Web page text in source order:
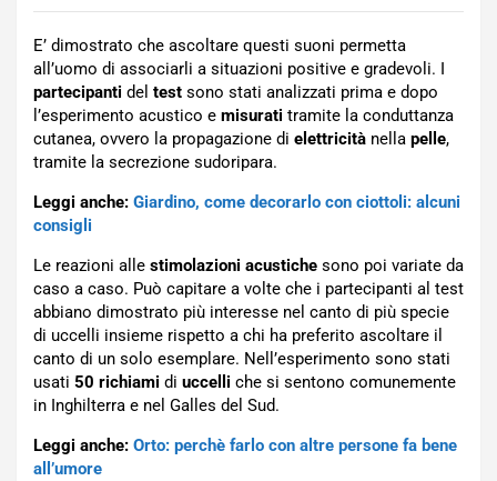
E’ dimostrato che ascoltare questi suoni permetta
all’uomo di associarli a situazioni positive e gradevoli. I
partecipanti del test sono stati analizzati prima e dopo
l’esperimento acustico e misurati tramite la conduttanza
cutanea, ovvero la propagazione di elettricità nella pelle,
tramite la secrezione sudoripara.
Leggi anche: Giardino, come decorarlo con ciottoli: alcuni
consigli
Le reazioni alle stimolazioni acustiche sono poi variate da
caso a caso. Può capitare a volte che i partecipanti al test
abbiano dimostrato più interesse nel canto di più specie
di uccelli insieme rispetto a chi ha preferito ascoltare il
canto di un solo esemplare. Nell’esperimento sono stati
usati 50 richiami di uccelli che si sentono comunemente
in Inghilterra e nel Galles del Sud.
Leggi anche: Orto: perchè farlo con altre persone fa bene
all’umore